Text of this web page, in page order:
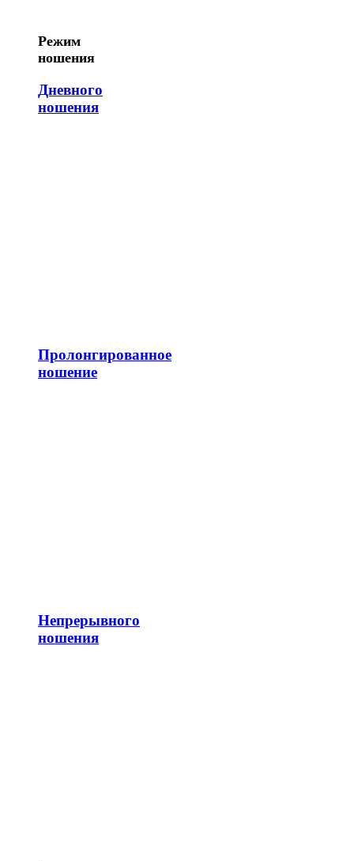
Режим
ношения
Дневного
ношения
Пролонгированное
ношение
Непрерывного
ношения